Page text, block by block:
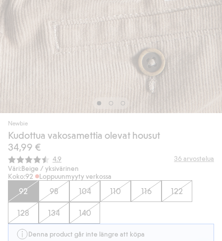
Newbie
Kudottua vakosamettia olevat housut
34,99 €
Keskimääräinen luokitus:
4.9 36 arvostelua
Väri:Beige / yksivärinen
Koko:92 Loppuunmyyty verkossa
92 98 104 110 116 122
128 134 140
Denna product går inte längre att köpa